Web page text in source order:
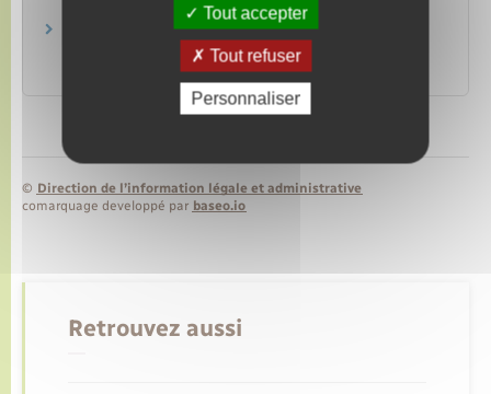
Pays concernés par la procédure d'inscription
en ligne "Études en France"
Agence Campus France
© Direction de l’information légale et administrative
comarquage developpé par baseo.io
Retrouvez aussi
Tout accepter
Tout refuser
Personnaliser